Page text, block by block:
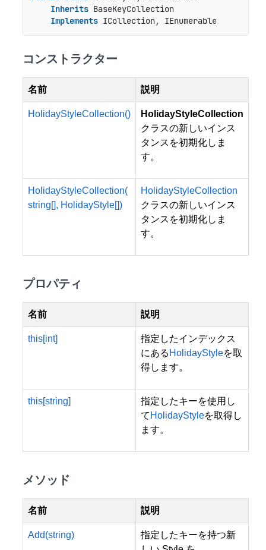
Inherits BaseKeyCollection
Implements ICollection, IEnumerable
コンストラクター
名前 説明
HolidayStyleCollection()
HolidayStyleCollection
クラスの新しいインス
タンスを初期化しま
す。
HolidayStyleCollection(
string[], HolidayStyle[])
HolidayStyleCollection
クラスの新しいインス
タンスを初期化しま
す。
プロパティ
名前 説明
this[int]
指定したインデックス
にある HolidayStyleを取
得します。
this[string]
指定したキーを使用し
て HolidayStyleを取得し
ます。
メソッド
名前 説明
Add(string)
指定したキーを持つ新